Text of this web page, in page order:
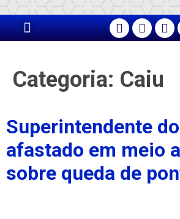
Categoria: Caiu
Superintendente
afastado em meio
sobre queda de